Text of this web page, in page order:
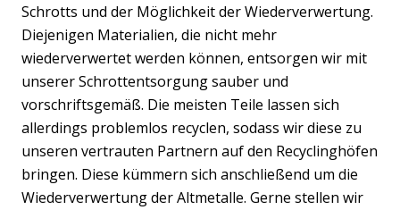
Schrotts und der Möglichkeit der Wiederverwertung.
Diejenigen Materialien, die nicht mehr
wiederverwertet werden können, entsorgen wir mit
unserer Schrottentsorgung sauber und
vorschriftsgemäß. Die meisten Teile lassen sich
allerdings problemlos recyclen, sodass wir diese zu
unseren vertrauten Partnern auf den Recyclinghöfen
bringen. Diese kümmern sich anschließend um die
Wiederverwertung der Altmetalle. Gerne stellen wir